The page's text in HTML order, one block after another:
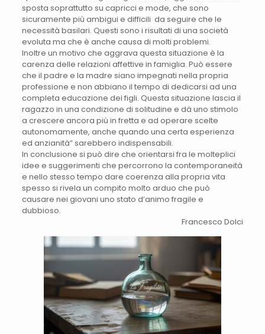
sposta soprattutto su capricci e mode, che sono
sicuramente più ambigui e difficili da seguire che le
necessità basilari. Questi sono i risultati di una società
evoluta ma che è anche causa di molti problemi.
Inoltre un motivo che aggrava questa situazione è la
carenza delle relazioni affettive in famiglia. Può essere
che il padre e la madre siano impegnati nella propria
professione e non abbiano il tempo di dedicarsi ad una
completa educazione dei figli. Questa situazione lascia il
ragazzo in una condizione di solitudine e dà uno stimolo
a crescere ancora più in fretta e ad operare scelte
autonomamente, anche quando una certa esperienza
ed anzianità” sarebbero indispensabili.
In conclusione si può dire che orientarsi fra le molteplici
idee e suggerimenti che percorrono la contemporaneità
e nello stesso tempo dare coerenza alla propria vita
spesso si rivela un compito molto arduo che può
causare nei giovani uno stato d’animo fragile e
dubbioso.
Francesco Dolci